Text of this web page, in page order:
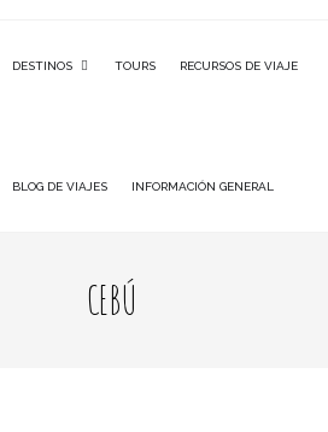
DESTINOS TOURS RECURSOS DE VIAJE
BLOG DE VIAJES INFORMACIÓN GENERAL
CEBÚ